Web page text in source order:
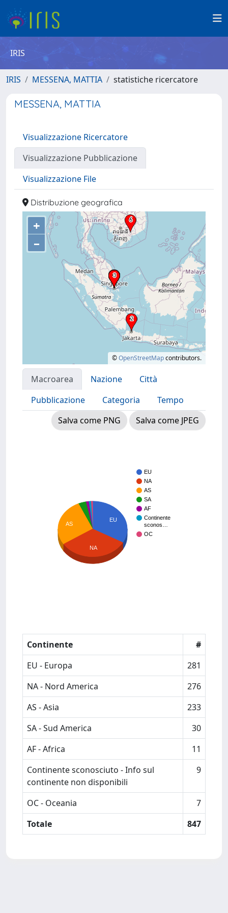
IRIS
IRIS MESSENA, MATTIA statistiche ricercatore
MESSENA, MATTIA
Visualizzazione Ricercatore
Visualizzazione Pubblicazione
Visualizzazione File
Distribuzione geografica
+
–
©OpenStreetMapcontributors.
Macroarea Nazione
Città
Pubblicazione
Categoria
Tempo
Salva come PNG
Salva come JPEG
EU
NA
AS
SA
AF
Continente
sconos…
OC
EU
AS
NA
Continente
#
EU - Europa
281
NA - Nord America
276
AS - Asia
233
SA - Sud America
30
AF - Africa
11
Continente sconosciuto - Info sul
continente non disponibili
9
OC - Oceania
7
Totale
847